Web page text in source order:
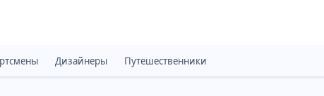
Дизайнеры Путешественники